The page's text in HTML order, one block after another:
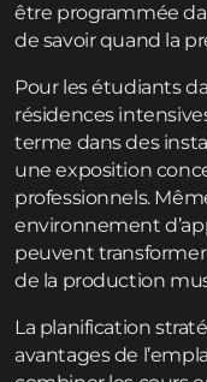
être programmée
de savoir quand la
Pour les étudiants
résidences
terme dans des
une exposition
professionnels.
environnement
peuvent
de la production
La planification
avantages de